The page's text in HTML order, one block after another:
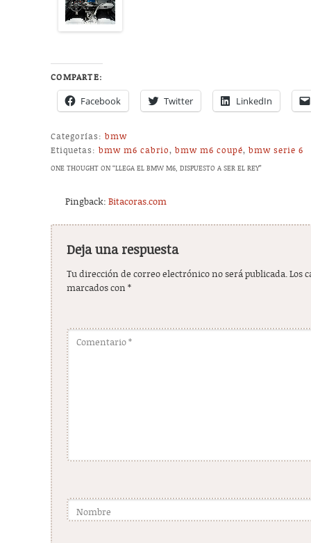
COMPARTE:
Facebook Twitter LinkedIn
Categorías: bmw
Etiquetas: bmw m6 cabrio,bmw m6 coupé,bmw serie 6
ONE THOUGHT ON “LLEGA EL BMW M6, DISPUESTO A SER EL REY”
Pingback:Bitacoras.com
Deja una respuesta
Tu dirección de correo electrónico no será publicada. Los
marcados con*
Comentario*
Nombre